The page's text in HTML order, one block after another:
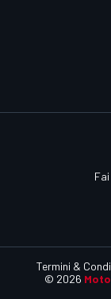
© 2026
Termini &